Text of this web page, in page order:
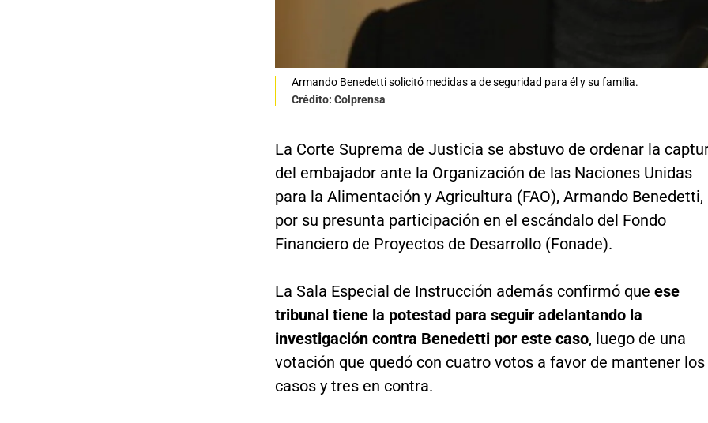
Armando Benedetti solicitó medidas a de seguridad para él y su familia.
Crédito: Colprensa
La Corte Suprema de Justicia se abstuvo de ordenar la
del embajador ante la Organización de las Naciones Unidas
para la Alimentación y Agricultura (FAO), Armando Benedetti,
por su presunta participación en el escándalo del Fondo
Financiero de Proyectos de Desarrollo (Fonade).
La Sala Especial de Instrucción además confirmó que ese
tribunal tiene la potestad para seguir adelantando la
investigación contra Benedetti por este caso, luego de una
votación que quedó con cuatro votos a favor de mantener los
casos y tres en contra.